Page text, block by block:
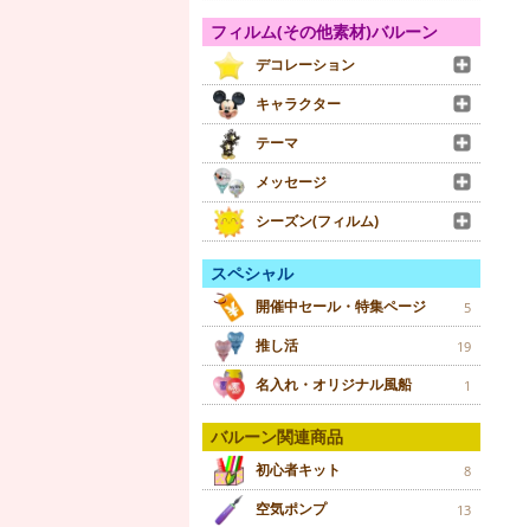
フィルム(その他素材)バルーン
デコレーション
キャラクター
テーマ
メッセージ
シーズン(フィルム)
スペシャル
開催中セール・特集ページ 5
推し活 19
名入れ・オリジナル風船 1
バルーン関連商品
初心者キット 8
空気ポンプ 13